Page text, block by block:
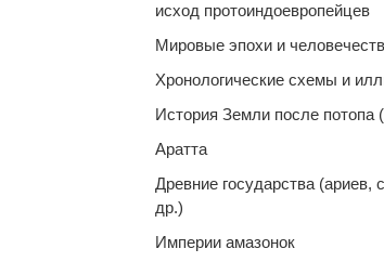
исход протоиндоевропейцев
Мировые эпохи и
Хронологические схемы и
История Земли после потопа
Аратта
Древние государства (ариев,
др.)
Империи амазонок